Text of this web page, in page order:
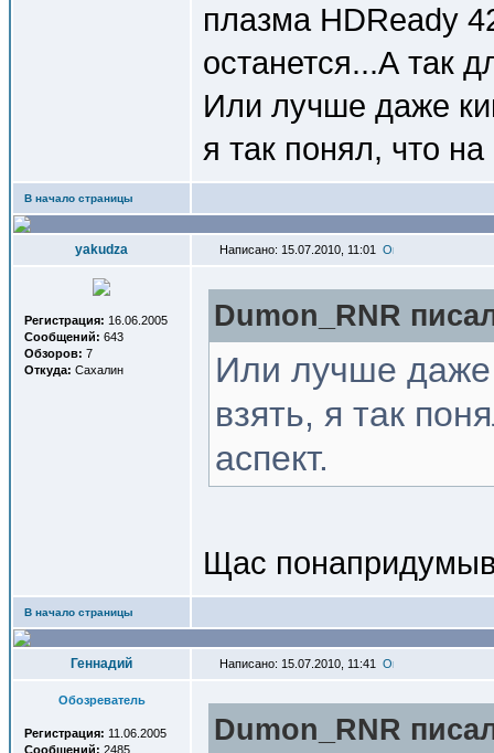
плазма HDReady
останется...А так
Или лучше даже
я так понял, что
В начало страницы
yakudza Написано: 15.07.2010, 11:01
Регистрация: 16.06.2005
Сообщений: 643
Обзоров: 7
Откуда: Сахалин
Dumon_RNR
Или лучше даже
взять, я так
аспект.
Щас
В начало страницы
Геннадий Написано: 15.07.2010, 11:41
Обозреватель
Регистрация: 11.06.2005
Сообщений: 2485
Dumon_RNR